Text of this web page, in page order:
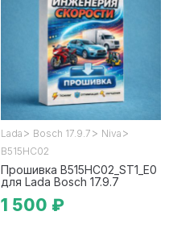
Lada > Bosch 17.9.7 > Niva >
B515HC02
Прошивка B515HC02_ST1_E0
для Lada Bosch 17.9.7
1 500 ₽